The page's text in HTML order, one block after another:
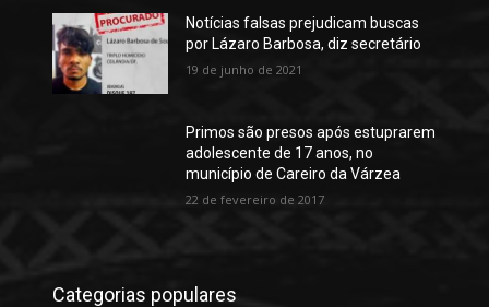
Notícias falsas prejudicam buscas
por Lázaro Barbosa, diz secretário
19 de junho de 2021
Primos são presos após estuprarem
adolescente de 17 anos, no
município de Careiro da Várzea
22 de fevereiro de 2017
Categorias populares